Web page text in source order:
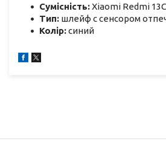
Сумісність:Xiaomi Redmi 13С
Тип: шлейф с сенсором
Колір:синий